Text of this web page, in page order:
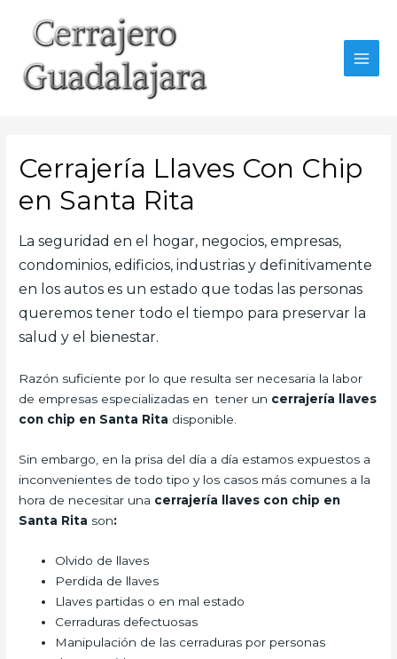
contenido
Cerrajería Llaves Con Chip
en Santa Rita
La seguridad en el hogar, negocios, empresas,
condominios, edificios, industrias y definitivamente
en los autos es un estado que todas las personas
queremos tener todo el tiempo para preservar la
salud y el bienestar.
Razón suficiente por lo que resulta ser necesaria la labor
de empresas especializadas en tener un cerrajería llaves
con chip en Santa Rita disponible.
Sin embargo, en la prisa del día a día estamos expuestos a
inconvenientes de todo tipo y los casos más comunes a la
hora de necesitar una cerrajería llaves con chip en
Santa Rita son:
Olvido de llaves
Perdida de llaves
Llaves partidas o en mal estado
Cerraduras defectuosas
Manipulación de las cerraduras por personas